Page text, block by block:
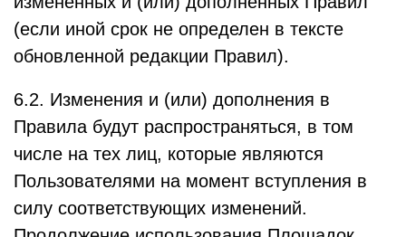
(если иной срок не определен в тексте
обновленной редакции Правил).
6.2. Изменения и (или) дополнения в
Правила будут распространяться, в том
числе на тех лиц, которые являются
Пользователями на момент вступления в
силу соответствующих изменений.